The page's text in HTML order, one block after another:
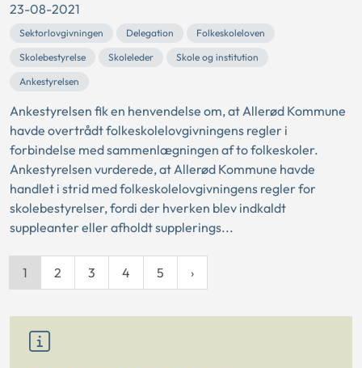
23-08-2021
Sektorlovgivningen Delegation
Folkeskoleloven
Skolebestyrelse
Skoleleder
Skole og institution
Ankestyrelsen
Ankestyrelsen fik en henvendelse om, at Allerød Kommune
havde overtrådt folkeskolelovgivningens regler i
forbindelse med sammenlægningen af to folkeskoler.
Ankestyrelsen vurderede, at Allerød Kommune havde
handlet i strid med folkeskolelovgivningens regler for
skolebestyrelser, fordi der hverken blev indkaldt
suppleanter eller afholdt supplerings...
1 2 3 4 5